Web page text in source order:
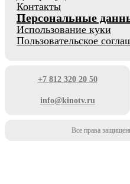
Контакты
Персональные
Использование куки
Пользовательское
+7 812 320 20 50
info@kinotv.ru
Все права